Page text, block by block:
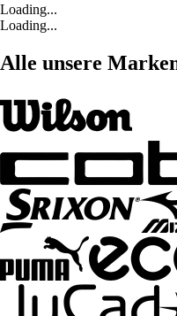
Loading...
Loading...
Alle unsere